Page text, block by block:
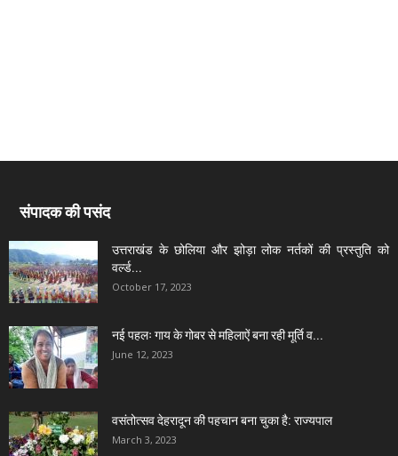
संपादक की पसंद
उत्तराखंड के छोलिया और झोड़ा लोक नर्तकों की प्रस्तुति को
वर्ल्ड...
October 17, 2023
नई पहलः गाय के गोबर से महिलाऐं बना रही मूर्ति व...
June 12, 2023
वसंतोत्सव देहरादून की पहचान बना चुका है: राज्यपाल
March 3, 2023